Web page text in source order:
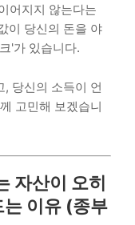
어지지 않는다는
이 당신의 돈을 야
'가 있습니다.
당신의 소득이 언
고민해 보겠습니
자산이 오히
는 이유 (종부